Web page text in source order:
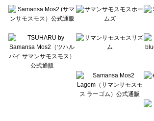
Te chichi（テチチ）のアクセサリー一覧
Te chichi CLASSIC（テチチ クラシック）のアクセサリー一覧
Lugnoncure（ルノンキュール）のアクセサリー一覧
BETTY'S BLUE（べティーズブルー）のアクセサリー一覧
Wpc.（ワールドパーティー）のアクセサリー一覧